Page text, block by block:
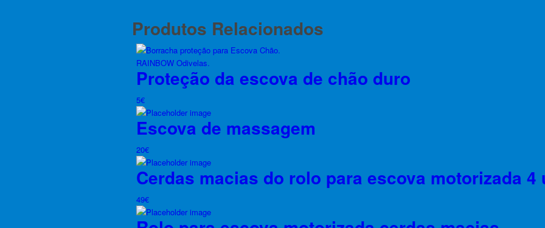
Produtos Relacionados
Proteção da escova de chão duro
5€
Escova de massagem
20€
Cerdas macias do rolo para escova motorizada 4
49€